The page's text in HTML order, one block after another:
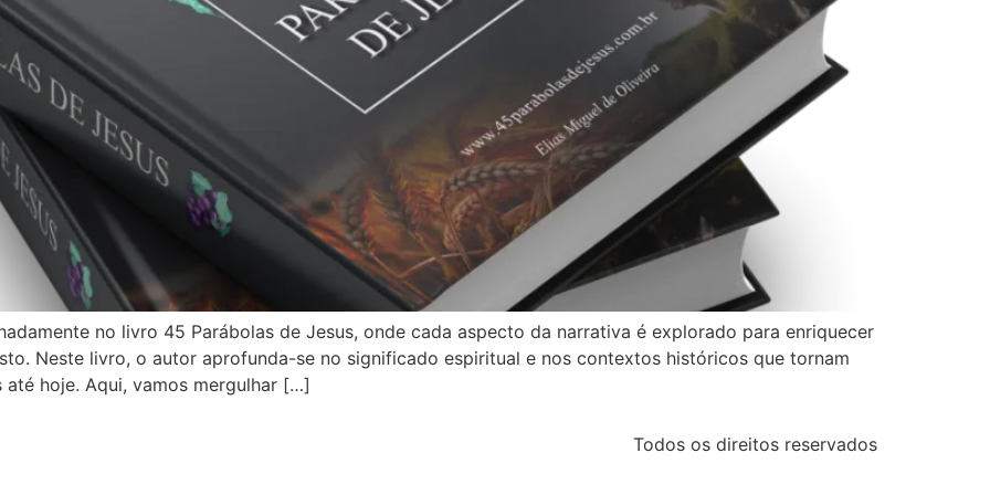
no livro 45 Parábolas de Jesus, onde cada aspecto da narrativa é explorado para enriquecer
Neste livro, o autor aprofunda-se no significado espiritual e nos contextos históricos que tornam
hoje. Aqui, vamos mergulhar […]
Todos os direitos reservados